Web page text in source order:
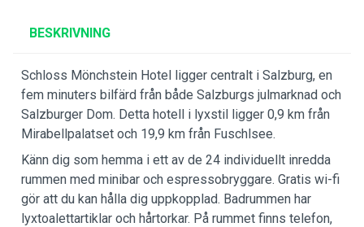
BESKRIVNING
Schloss Mönchstein Hotel ligger centralt i Salzburg, en
fem minuters bilfärd från både Salzburgs julmarknad och
Salzburger Dom. Detta hotell i lyxstil ligger 0,9 km från
Mirabellpalatset och 19,9 km från Fuschlsee.
Känn dig som hemma i ett av de 24 individuellt inredda
rummen med minibar och espressobryggare. Gratis wi-fi
gör att du kan hålla dig uppkopplad. Badrummen har
lyxtoalettartiklar och hårtorkar. På rummet finns telefon,